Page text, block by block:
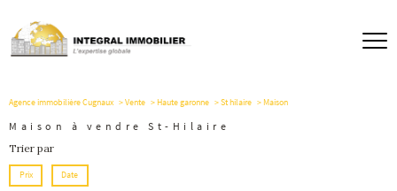
Agence immobilière Cugnaux Vente Haute garonne St hilaire Maison
Maison à vendre St-Hilaire
Trier par
Prix Date